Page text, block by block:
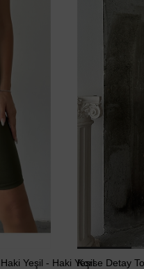
Yeşil - Haki YeşilKorse Detay